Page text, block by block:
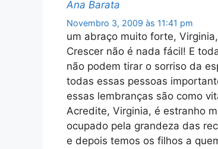
Ana Barata
Novembro 3, 2009 às 11:41 pm
um abraço muito forte,
Crescer não é nada fácil! E
não podem tirar o sorriso da
todas essas pessoas
essas lembranças são como
Acredite, Virginia, é estranho
ocupado pela grandeza das
e depois temos os filhos a